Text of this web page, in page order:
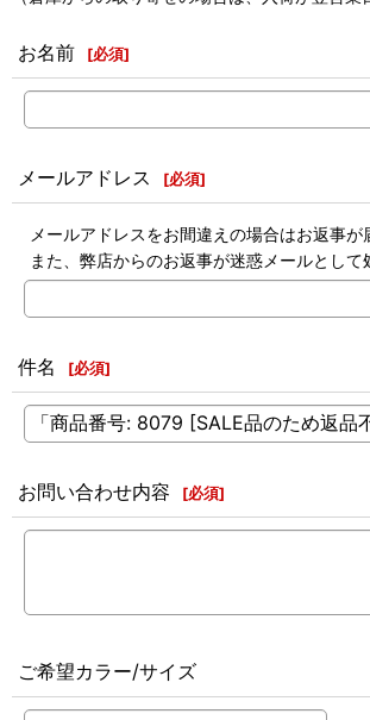
お名前 [必須]
メールアドレス [必須]
メールアドレスをお間違えの場合はお返事が
また、弊店からのお返事が迷惑メールとし
件名 [必須]
お問い合わせ内容 [必須]
ご希望カラー/サイズ